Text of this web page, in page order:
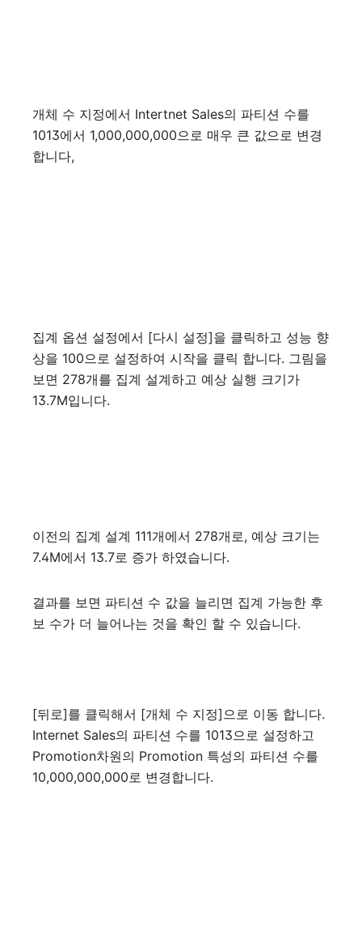
개체 수 지정에서 Intertnet Sales의 파티션 수를
1013에서 1,000,000,000으로 매우 큰 값으로 변경
합니다,
집계 옵션 설정에서 [다시 설정]을 클릭하고 성능 향
상을 100으로 설정하여 시작을 클릭 합니다. 그림을
보면 278개를 집계 설계하고 예상 실행 크기가
13.7M입니다.
이전의 집계 설계 111개에서 278개로, 예상 크기는
7.4M에서 13.7로 증가 하였습니다.
결과를 보면 파티션 수 값을 늘리면 집계 가능한 후
보 수가 더 늘어나는 것을 확인 할 수 있습니다.
[뒤로]를 클릭해서 [개체 수 지정]으로 이동 합니다.
Internet Sales의 파티션 수를 1013으로 설정하고
Promotion차원의 Promotion 특성의 파티션 수를
10,000,000,000로 변경합니다.